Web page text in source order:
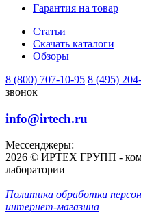
Гарантия на товар
Статьи
Скачать каталоги
Обзоры
8 (800) 707-10-95 8 (495)
звонок
info@irtech.ru
Мессенджеры:
2026 © ИРТЕХ ГРУПП -
лаборатории
Политика обработки
интернет-магазина